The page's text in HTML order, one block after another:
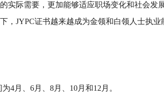
实际需要，更加能够适应职场变化和社会发
，JYPC证书越来越成为金领和白领人士执
为4月、6月、8月、10月和12月。